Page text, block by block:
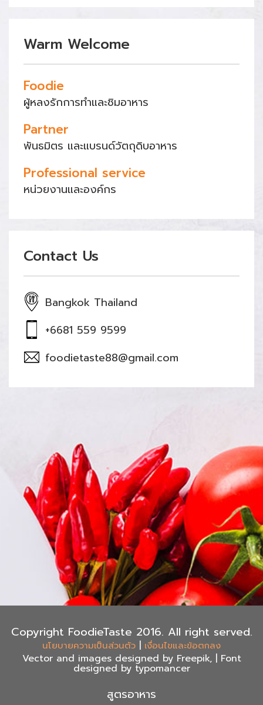
Warm Welcome
Foodie
ผู้หลงรักการทำและชิมอาหาร
Partner
พันธมิตร และแบรนด์วัตถุดิบอาหาร
Professional service
หน่วยงานและองค์กร
Contact Us
Bangkok Thailand
+6681 559 9599
foodietaste88@gmail.com
Copyright FoodieTaste 2016. All right served.
นโยบายความเป็นส่วนตัว เงื่อนไขและข้อตกลง
Vector and images designed by Freepik, | Font
designed by typomancer
สูตรอาหาร